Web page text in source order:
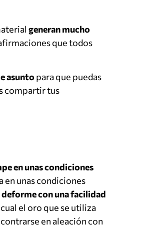
generan mucho
que todos
asuntopara que puedas
compartir tus
en unas condiciones
en unas condiciones
deforme con una facilidad
el oro que se utiliza
en aleación con